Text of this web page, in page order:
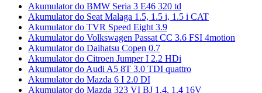
Akumulator do BMW Seria 3 E46 320 td
Akumulator do Seat Malaga 1.5, 1.5 i, 1.5 i CAT
Akumulator do TVR Speed Eight 3.9
Akumulator do Volkswagen Passat CC 3.6 FSI 4motion
Akumulator do Daihatsu Copen 0.7
Akumulator do Citroen Jumper I 2.2 HDi
Akumulator do Audi A5 8T 3.0 TDI quattro
Akumulator do Mazda 6 I 2.0 DI
Akumulator do Mazda 323 VI BJ 1.4, 1.4 16V